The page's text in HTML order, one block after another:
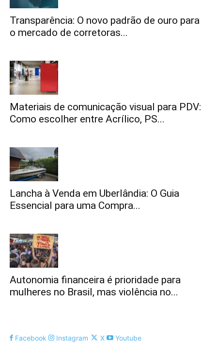
Transparência: O novo padrão de ouro para
o mercado de corretoras...
Materiais de comunicação visual para PDV:
Como escolher entre Acrílico, PS...
Lancha à Venda em Uberlândia: O Guia
Essencial para uma Compra...
Autonomia financeira é prioridade para
mulheres no Brasil, mas violência no...
Facebook Instagram X Youtube